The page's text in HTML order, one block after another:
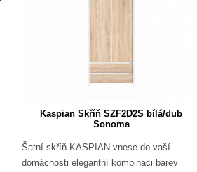
Kaspian Skříň SZF2D2S bílá/dub
Sonoma
Šatní skříň KASPIAN vnese do vaší
domácnosti elegantní kombinaci barev